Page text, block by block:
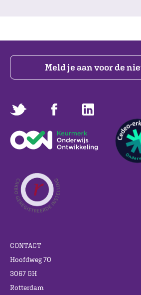
Meld je aan voor de
CONTACT
Hoofdweg 70
3067 GH
Rotterdam